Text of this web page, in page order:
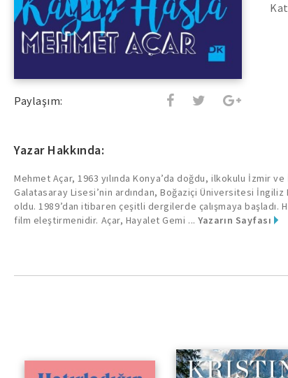
Paylaşım:
Yazar Hakkında:
Mehmet Açar, 1963 yılında Konya’da doğdu, ilkokulu İzmir
Galatasaray Lisesi’nin ardından, Boğaziçi Üniversitesi İngiliz
oldu. 1989’dan itibaren çeşitli dergilerde çalışmaya başladı.
film eleştirmenidir. Açar, Hayalet Gemi ...Yazarın Sayfası